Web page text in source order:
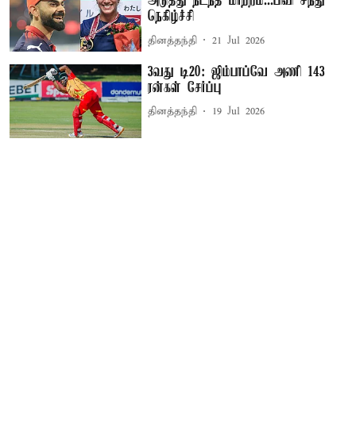
நெகிழ்ச்சி
தினத்தந்தி 21 Jul 2026
3வது டி20: ஜிம்பாப்வே அணி 143
ரன்கள் சேர்ப்பு
தினத்தந்தி 19 Jul 2026